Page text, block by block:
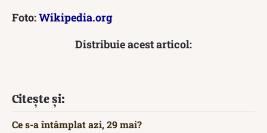
Foto:Wikipedia.org
Distribuie acest articol:
Citește și:
Ce s-a întâmplat azi, 29 mai?